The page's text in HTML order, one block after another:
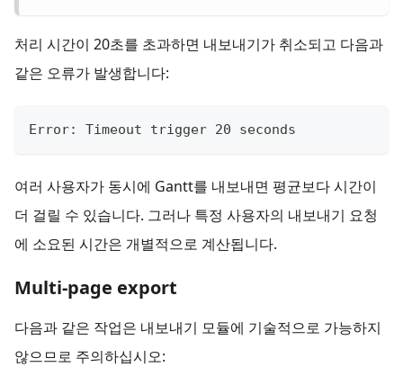
처리 시간이 20초를 초과하면 내보내기가 취소되고 다음과
같은 오류가 발생합니다:
Error: Timeout trigger 20 seconds
여러 사용자가 동시에 Gantt를 내보내면 평균보다 시간이
더 걸릴 수 있습니다. 그러나 특정 사용자의 내보내기 요청
에 소요된 시간은 개별적으로 계산됩니다.
Multi-page export
다음과 같은 작업은 내보내기 모듈에 기술적으로 가능하지
않으므로 주의하십시오: